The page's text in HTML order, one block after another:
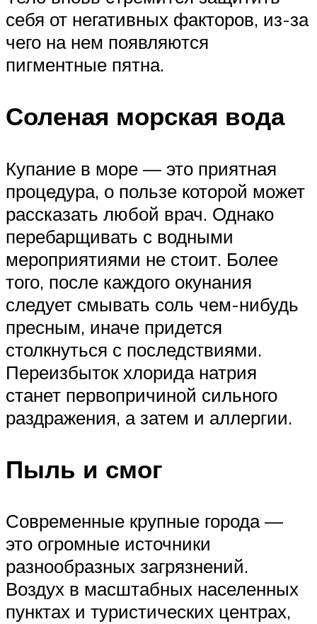
себя от негативных факторов, из-за
чего на нем появляются
пигментные пятна.
Соленая морская вода
Купание в море — это приятная
процедура, о пользе которой может
рассказать любой врач. Однако
перебарщивать с водными
мероприятиями не стоит. Более
того, после каждого окунания
следует смывать соль чем-нибудь
пресным, иначе придется
столкнуться с последствиями.
Переизбыток хлорида натрия
станет первопричиной сильного
раздражения, а затем и аллергии.
Пыль и смог
Современные крупные города —
это огромные источники
разнообразных загрязнений.
Воздух в масштабных населенных
пунктах и туристических центрах,